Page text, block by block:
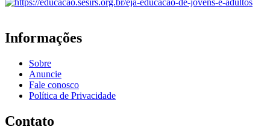
Informações
Sobre
Anuncie
Fale conosco
Política de Privacidade
Contato